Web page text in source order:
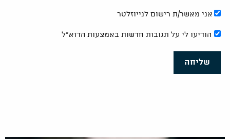
אני מאשר/ת רישום לנייוזלטר
הודיעו לי על תגובות חדשות באמצעות הדוא"ל
שליחה